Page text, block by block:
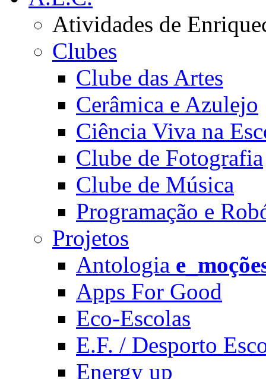
Atividades de
Clubes
Clube das Artes
Cerâmica e Azulejo
Ciência Viva na
Clube de Fotografia
Clube de Música
Programação e
Projetos
Antologia
Apps For Good
Eco-Escolas
E.F. / Desporto
Energy up